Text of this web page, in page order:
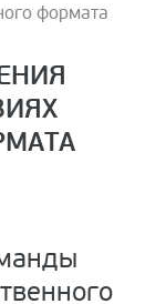
формата